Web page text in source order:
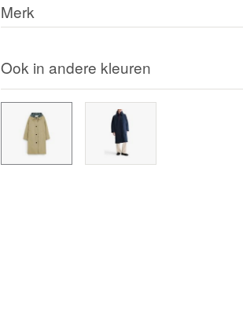
Merk
Ook in andere kleuren